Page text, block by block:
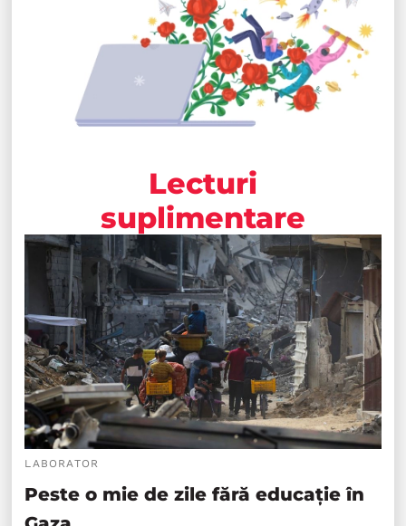
Lecturi
suplimentare
LABORATOR
Peste o mie de zile fără educație în